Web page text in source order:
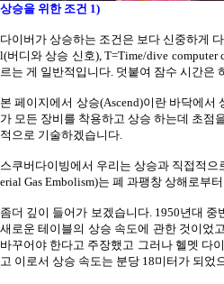
상승을 위한 조건 1)
다이버가 상승하는 조건은 보다 신중하게
l(버디와 상승 신호), T=Time/dive computer
르는 게 일반적입니다. 덧붙여 잠수 시간은
본 페이지에서 상승(Ascend)이란 바닥에서
가 모든 장비를 착용하고 상승 하는데 초점
적으로 기술하겠습니다.
스쿠버다이빙에서 우리는 상승과 직접적으
erial Gas Embolism)는 폐 과팽창 상해로부
좀더 깊이 들어가 보겠습니다. 1950년대 중
새로운 테이블의 상승 속도에 관한 것이었
바꾸어야 한다고 주장했고 그러나 헬멧 다
고 이로서 상승 속도는 분당 18미터가 되었